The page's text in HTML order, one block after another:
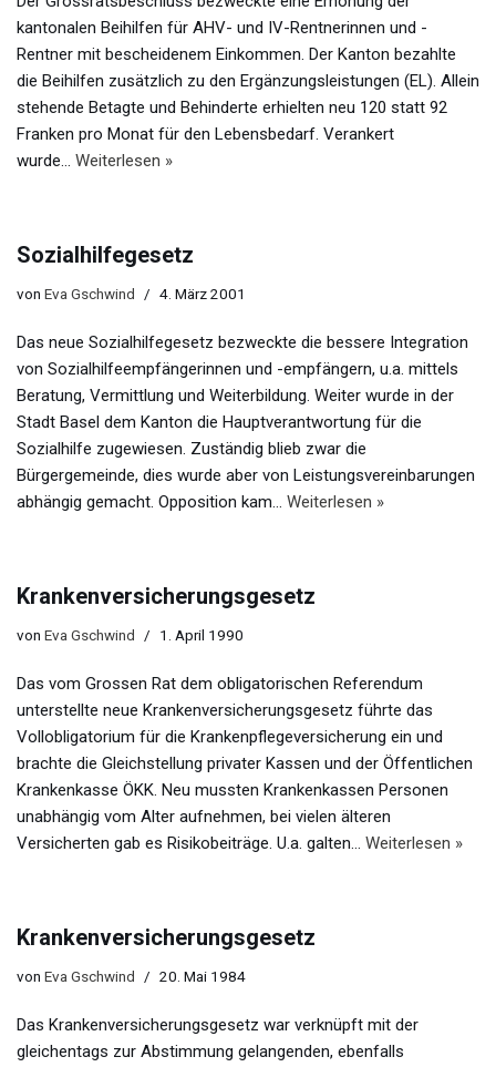
kantonalen Beihilfen für AHV- und IV-Rentnerinnen und -
Rentner mit bescheidenem Einkommen. Der Kanton bezahlte
die Beihilfen zusätzlich zu den Ergänzungsleistungen (EL). Allein
stehende Betagte und Behinderte erhielten neu 120 statt 92
Franken pro Monat für den Lebensbedarf. Verankert
wurde… Weiterlesen »
Sozialhilfegesetz
von Eva Gschwind 4. März 2001
Das neue Sozialhilfegesetz bezweckte die bessere Integration
von Sozialhilfeempfängerinnen und -empfängern, u.a. mittels
Beratung, Vermittlung und Weiterbildung. Weiter wurde in der
Stadt Basel dem Kanton die Hauptverantwortung für die
Sozialhilfe zugewiesen. Zuständig blieb zwar die
Bürgergemeinde, dies wurde aber von Leistungsvereinbarungen
abhängig gemacht. Opposition kam… Weiterlesen »
Krankenversicherungsgesetz
von Eva Gschwind 1. April 1990
Das vom Grossen Rat dem obligatorischen Referendum
unterstellte neue Krankenversicherungsgesetz führte das
Vollobligatorium für die Krankenpflegeversicherung ein und
brachte die Gleichstellung privater Kassen und der Öffentlichen
Krankenkasse ÖKK. Neu mussten Krankenkassen Personen
unabhängig vom Alter aufnehmen, bei vielen älteren
Versicherten gab es Risikobeiträge. U.a. galten… Weiterlesen »
Krankenversicherungsgesetz
von Eva Gschwind 20. Mai 1984
Das Krankenversicherungsgesetz war verknüpft mit der
gleichentags zur Abstimmung gelangenden, ebenfalls